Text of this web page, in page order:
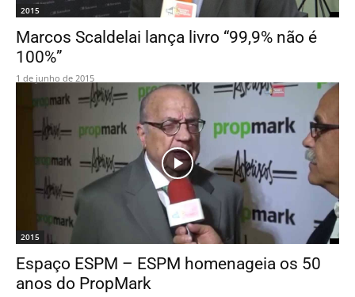
2015
Marcos Scaldelai lança livro “99,9% não é
100%”
1 de junho de 2015
2015
Espaço ESPM – ESPM homenageia os 50
anos do PropMark